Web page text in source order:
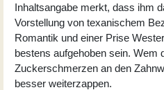
Inhaltsangabe merkt, dass ihm
Vorstellung von texanischem
Romantik und einer Prise
bestens aufgehoben sein. Wem
Zuckerschmerzen an den
besser weiterzappen.